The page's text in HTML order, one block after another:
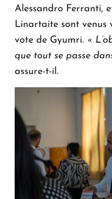
Alessandro Ferranti,
Linartaite sont venus
vote de Gyumri. «
que tout se passe
assure-t-il.